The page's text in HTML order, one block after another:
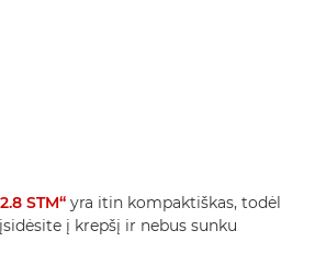
STM“ yra itin kompaktiškas, todėl
į krepšį ir nebus sunku